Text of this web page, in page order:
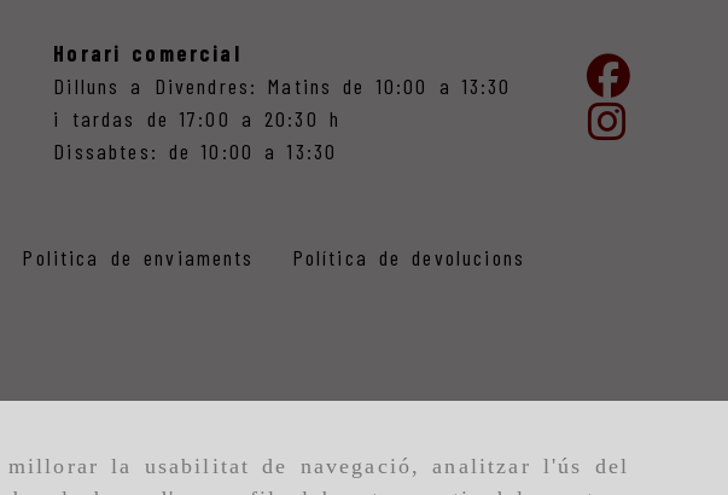
la usabilitat de navegació, analitzar l'ús del
Horari comercial
Dilluns a Divendres: Matins de 10:00 a 13:30
i tardas de 17:00 a 20:30 h
Dissabtes: de 10:00 a 13:30
Politica de enviaments Política de devolucions